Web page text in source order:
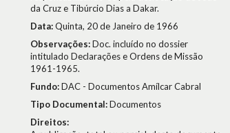
da Cruz e Tibúrcio Dias a Dakar.
Data:Quinta, 20 de Janeiro de 1966
Observações:Doc. incluído no dossier
intitulado Declarações e Ordens de Missão
1961-1965.
Fundo:DAC - Documentos Amílcar Cabral
Tipo Documental:Documentos
Direitos: